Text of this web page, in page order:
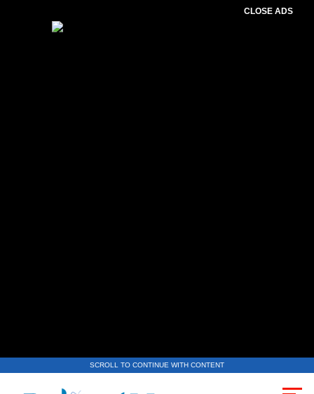
CLOSE ADS
SCROLL TO CONTINUE WITH CONTENT